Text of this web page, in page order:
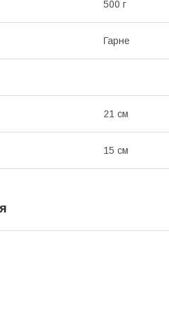
500 г
Гарне
21 см
15 см